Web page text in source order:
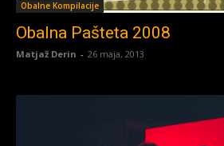
Obalne Kompilacije
Obalna Pašteta 2008
Matjaž Derin - 26 maja, 2013